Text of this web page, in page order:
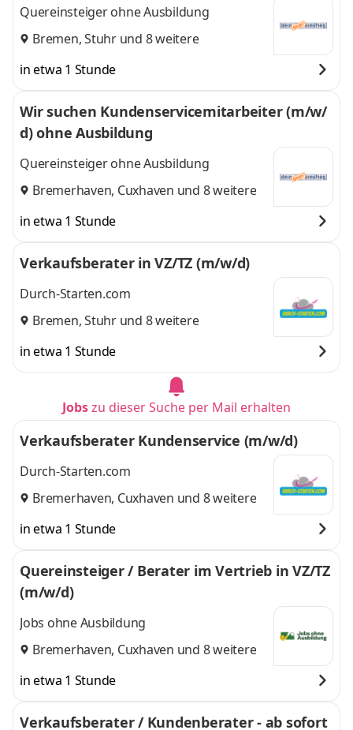
Quereinsteiger ohne Ausbildung
Bremen,Stuhrund 8 weitere
in etwa 1 Stunde
Wir suchen Kundenservicemitarbeiter (m/w/
d) ohne Ausbildung
Quereinsteiger ohne Ausbildung
Bremerhaven, Cuxhaven und 8 weitere
in etwa 1 Stunde
Verkaufsberater in VZ/TZ (m/w/d)
Durch-Starten.com
Bremen,Stuhrund 8 weitere
in etwa 1 Stunde
Jobszu dieser Suche per Mail erhalten
Verkaufsberater Kundenservice (m/w/d)
Durch-Starten.com
Bremerhaven, Cuxhaven und 8 weitere
in etwa 1 Stunde
Quereinsteiger / Berater im Vertrieb in VZ/TZ
(m/w/d)
Jobs ohne Ausbildung
Bremerhaven, Cuxhaven und 8 weitere
in etwa 1 Stunde
Verkaufsberater / Kundenberater - ab sofort